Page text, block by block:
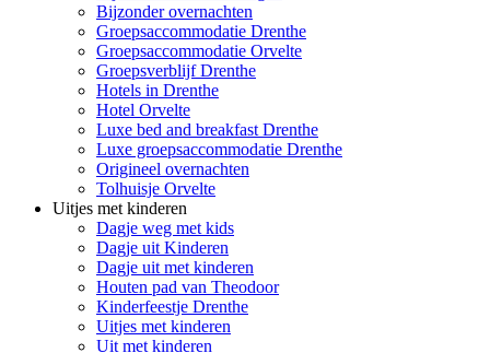
Bijzonder overnachten
Groepsaccommodatie Drenthe
Groepsaccommodatie Orvelte
Groepsverblijf Drenthe
Hotels in Drenthe
Hotel Orvelte
Luxe bed and breakfast Drenthe
Luxe groepsaccommodatie Drenthe
Origineel overnachten
Tolhuisje Orvelte
Uitjes met kinderen
Dagje weg met kids
Dagje uit Kinderen
Dagje uit met kinderen
Houten pad van Theodoor
Kinderfeestje Drenthe
Uitjes met kinderen
Uit met kinderen